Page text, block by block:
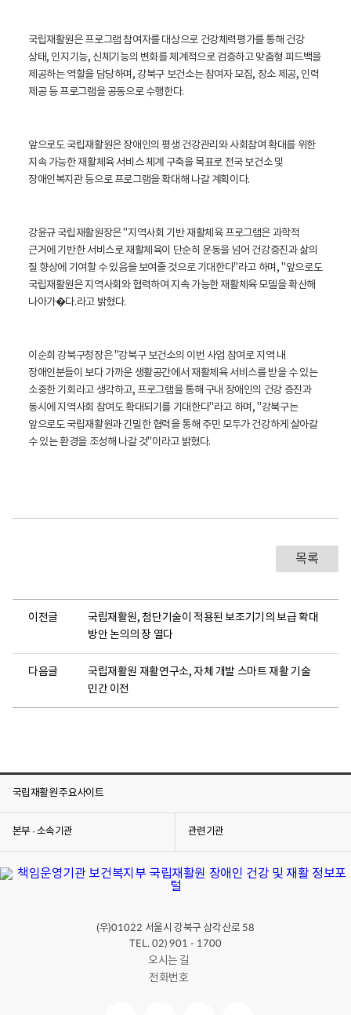
국립재활원은 프로그램 참여자를 대상으로 건강체력평가를 통해 건강
상태, 인지기능, 신체기능의 변화를 체계적으로 검증하고 맞춤형 피드백을
제공하는 역할을 담당하며, 강북구 보건소는 참여자 모집, 장소 제공, 인력
제공 등 프로그램을 공동으로 수행한다.
앞으로도 국립재활원은 장애인의 평생 건강관리와 사회참여 확대를 위한
지속 가능한 재활체육 서비스 체계 구축을 목표로 전국 보건소 및
장애인복지관 등으로 프로그램을 확대해 나갈 계획이다.
강윤규 국립재활원장은 "지역사회 기반 재활체육 프로그램은 과학적
근거에 기반한 서비스로 재활체육이 단순히 운동을 넘어 건강증진과 삶의
질 향상에 기여할 수 있음을 보여줄 것으로 기대한다"라고 하며, "앞으로도
국립재활원은 지역사회와 협력하여 지속 가능한 재활체육 모델을 확산해
나아가�다.라고 밝혔다.
이순희 강북구청장은 "강북구 보건소의 이번 사업 참여로 지역 내
장애인분들이 보다 가까운 생활공간에서 재활체육 서비스를 받을 수 있는
소중한 기회라고 생각하고, 프로그램을 통해 구내 장애인의 건강 증진과
동시에 지역사회 참여도 확대되기를 기대한다"라고 하며, "강북구는
앞으로도 국립재활원과 긴밀한 협력을 통해 주민 모두가 건강하게 살아갈
수 있는 환경을 조성해 나갈 것"이라고 밝혔다.
목록
이전글
국립재활원, 첨단기술이 적용된 보조기기의 보급 확대
방안 논의의 장 열다
다음글
국립재활원 재활연구소, 자체 개발 스마트 재활 기술
민간 이전
국립재활원 주요사이트
본부 · 소속기관 관련기관
(우)01022 서울시 강북구 삼각산로 58
TEL. 02) 901 - 1700
오시는 길
전화번호